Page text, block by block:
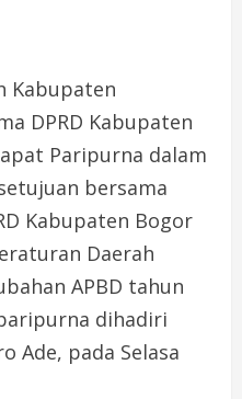
Kabupaten
DPRD Kabupaten
Paripurna dalam
bersama
Kabupaten Bogor
Daerah
APBD tahun
dihadiri
Ade, pada Selasa